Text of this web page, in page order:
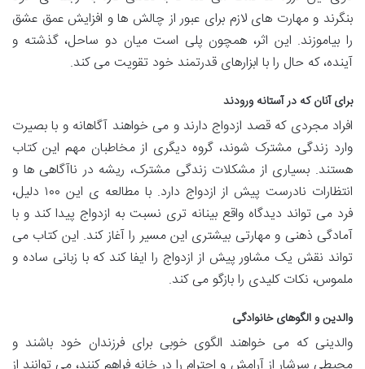
بنگرند و مهارت های لازم برای عبور از چالش ها و افزایش عمق عشق
را بیاموزند. این اثر، همچون پلی است میان دو ساحل، گذشته و
آینده، که حال را با ابزارهای قدرتمند خود تقویت می کند.
برای آنان که در آستانه ورودند
افراد مجردی که قصد ازدواج دارند و می خواهند آگاهانه و با بصیرت
وارد زندگی مشترک شوند، گروه دیگری از مخاطبان مهم این کتاب
هستند. بسیاری از مشکلات زندگی مشترک، ریشه در ناآگاهی ها و
انتظارات نادرست پیش از ازدواج دارد. با مطالعه ی این ۱۰۰ دلیل،
فرد می تواند دیدگاه واقع بینانه تری نسبت به ازدواج پیدا کند و با
آمادگی ذهنی و مهارتی بیشتری این مسیر را آغاز کند. این کتاب می
تواند نقش یک مشاور پیش از ازدواج را ایفا کند که با زبانی ساده و
ملموس، نکات کلیدی را بازگو می کند.
والدین و الگوهای خانوادگی
والدینی که می خواهند الگوی خوبی برای فرزندان خود باشند و